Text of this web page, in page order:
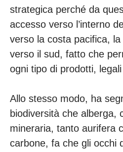
strategica perché da
accesso verso l’interno
verso la costa pacifica,
verso il sud, fatto che
ogni tipo di prodotti,
Allo stesso modo, ha
biodiversità che alberga,
mineraria, tanto aurifera
carbone, fa che gli occhi